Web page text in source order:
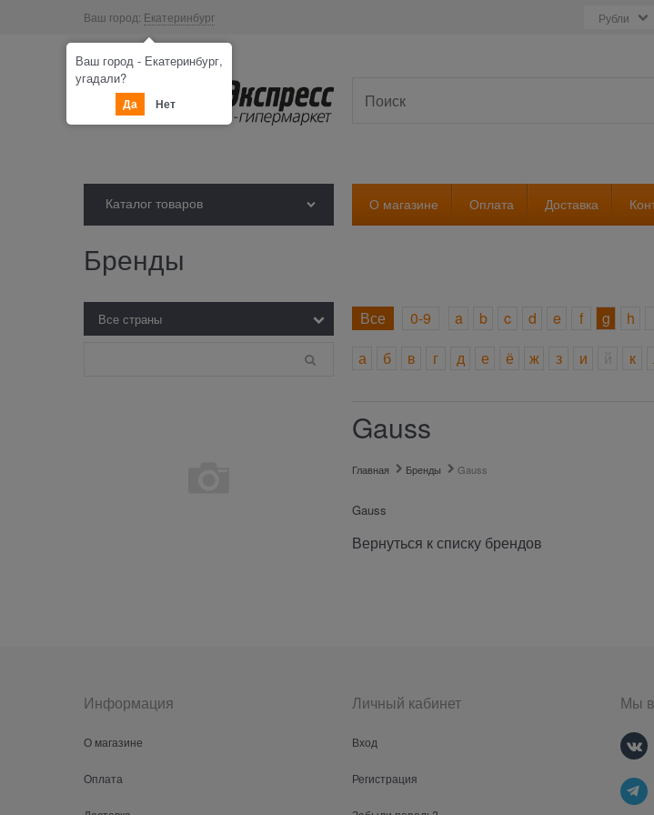
Ваш город: Екатеринбург
Каталог товаров О магазине Оплата Доставка
Бренды
Все 0-9 a b c d e f g h
а
б в г д е ё ж з и к
Gauss
Главная Бренды Gauss
Gauss
Вернуться к списку брендов
Информация
О магазине
Оплата
Личный кабинет
Вход
Регистрация
Мы в
Ваш город - Екатеринбург,
угадали?
Да Нет